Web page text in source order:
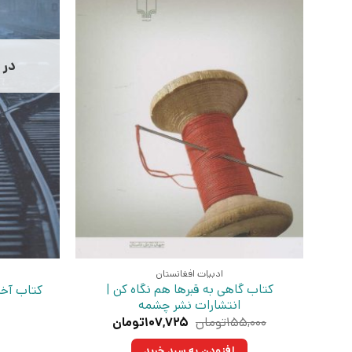
ادبیات افغانستان
کتاب گاهی به قبرها هم نگاه کن |
انتشارات نشر چشمه
۱۵۵,۰۰۰تومان قیمت
۱۵۵,۰۰۰تومان
۱۰۷,۷۲۵تومانقیمت
کتاب